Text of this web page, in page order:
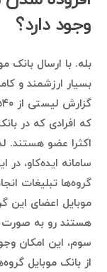
وجود دارد؟
بله. با ارسال بانک
بسیار ارزشمند و
که افرادی که در
اکثرا عضو هستند.
سامانه ایده‌کاو،
گروه‌ها تبلیغات
موبایل اعضای این
هستند رو به صورت
سوم، این امکان
از بانک موبایل